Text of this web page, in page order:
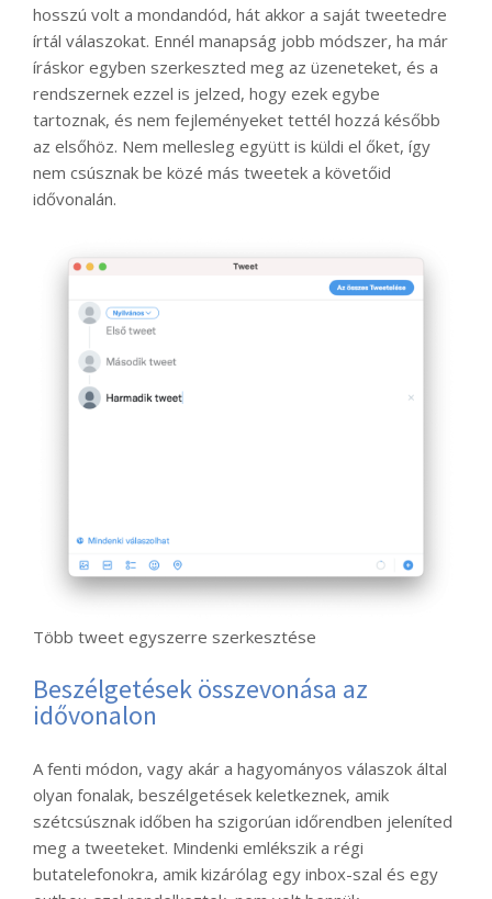
hosszú volt a mondandód, hát akkor a saját tweetedre
írtál válaszokat. Ennél manapság jobb módszer, ha már
íráskor egyben szerkeszted meg az üzeneteket, és a
rendszernek ezzel is jelzed, hogy ezek egybe
tartoznak, és nem fejleményeket tettél hozzá később
az elsőhöz. Nem mellesleg együtt is küldi el őket, így
nem csúsznak be közé más tweetek a követőid
idővonalán.
Több tweet egyszerre szerkesztése
Beszélgetések összevonása az
idővonalon
A fenti módon, vagy akár a hagyományos válaszok által
olyan fonalak, beszélgetések keletkeznek, amik
szétcsúsznak időben ha szigorúan időrendben jeleníted
meg a tweeteket. Mindenki emlékszik a régi
butatelefonokra, amik kizárólag egy inbox-szal és egy